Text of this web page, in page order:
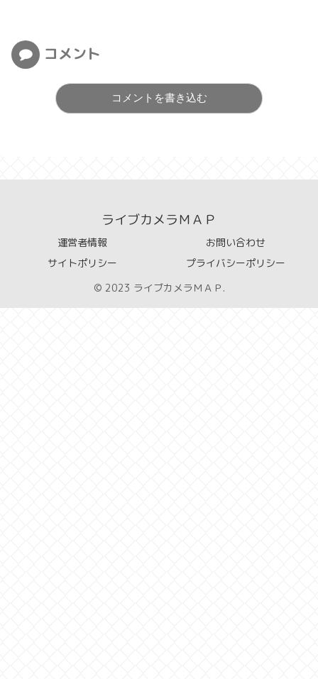
コメント
コメントを書き込む
ライブカメラＭＡＰ
運営者情報
お問い合わせ
サイトポリシー
プライバシーポリシー
© 2023 ライブカメラＭＡＰ.